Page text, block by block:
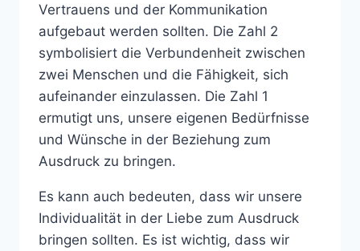
Vertrauens und der Kommunikation
aufgebaut werden sollten. Die Zahl 2
symbolisiert die Verbundenheit zwischen
zwei Menschen und die Fähigkeit, sich
aufeinander einzulassen. Die Zahl 1
ermutigt uns, unsere eigenen Bedürfnisse
und Wünsche in der Beziehung zum
Ausdruck zu bringen.
Es kann auch bedeuten, dass wir unsere
Individualität in der Liebe zum Ausdruck
bringen sollten. Es ist wichtig, dass wir